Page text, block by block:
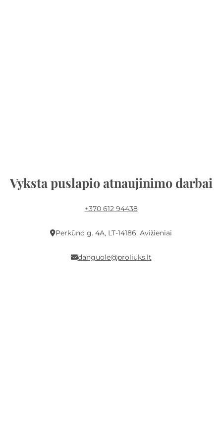
Vyksta puslapio atnaujinimo darbai
+370 612 94438
Perkūno g. 4A, LT-14186, Avižieniai
danguole@proliuks.lt